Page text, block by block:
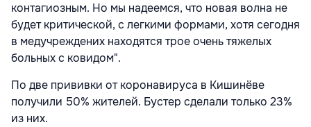
контагиозным. Но мы надеемся, что новая волна не
будет критической, с легкими формами, хотя сегодня
в медучреждених находятся трое очень тяжелых
больных с ковидом".
По две прививки от коронавируса в Кишинёве
получили 50% жителей. Бустер сделали только 23%
из них.